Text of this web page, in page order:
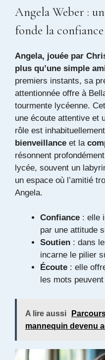
Angela Weber :
fonde la
Angela, jouée par
plus qu’une simple
premiers instants, sa
attentionnée offre à
tourmente lycéenne.
une écoute attentive et
rôle est
bienveillance et la
résonnent
lycée, souvent un
un espace où l’amitié
Angela.
Confiance : elle
par une attitude
Soutien : dans
incarne le pilier
Écoute : elle
les mots
A lire aussi
mannequin devenu